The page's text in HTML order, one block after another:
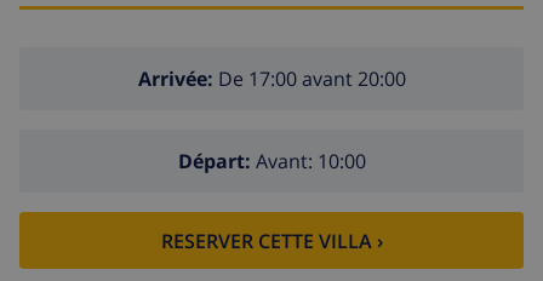
Arrivée: De 17:00 avant 20:00
Départ: Avant: 10:00
RESERVER CETTE VILLA ›